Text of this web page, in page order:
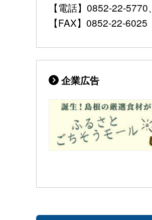
【電話】0852-22-5770
【FAX】0852-22-6025
企業広告